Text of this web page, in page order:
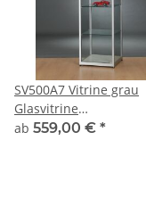
SV500A7 Vitrine grau
Glasvitrine
Ausstellungsvitrine
ab 559,00 € *